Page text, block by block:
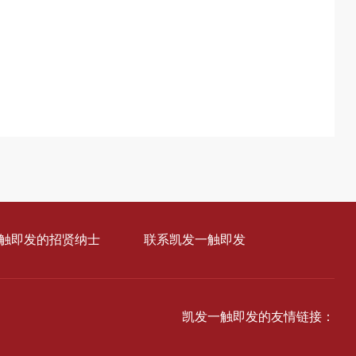
即发的招贤纳士 联系凯发一触即发
凯发一触即发的友情链接：